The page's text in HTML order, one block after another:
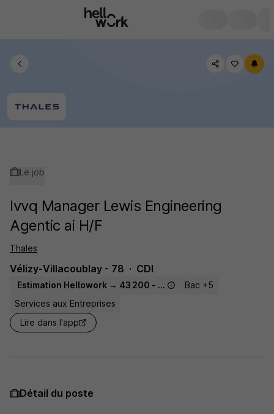
Le job
Ivvq Manager Lewis Engineering
Agentic ai H/F
Thales
Vélizy-Villacoublay - 78 CDI
Estimation Hellowork → 43 200 - 62 500 € / an
Bac +5
Services aux Entreprises
Lire dans l'app
Détail du poste